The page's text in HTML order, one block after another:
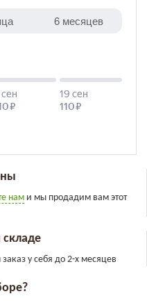
нам и мы продадим вам этот
у себя до 2-х месяцев